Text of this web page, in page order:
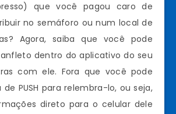
que você pagou caro de
no semáforo ou num local de
Agora, saiba que você pode
dentro do aplicativo do seu
com ele. Fora que você pode
PUSH para relembra-lo, ou seja,
direto para o celular dele